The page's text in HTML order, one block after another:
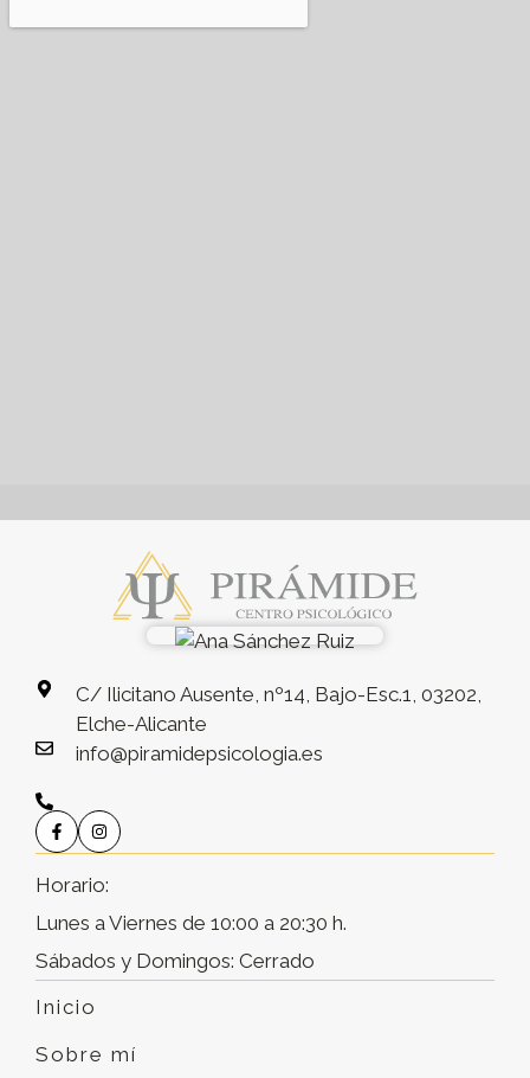
C/ Ilicitano Ausente, nº14, Bajo-Esc.1, 03202,
Elche-Alicante
info@piramidepsicologia.es
Inicio
Sobre mí
Horario:
Lunes a Viernes de 10:00 a 20:30 h.
Sábados y Domingos: Cerrado